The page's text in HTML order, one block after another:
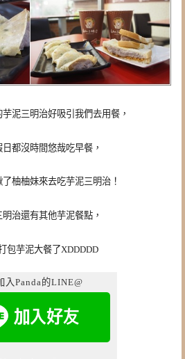
泥三明治好吸引我們去用餐，
都沒時間悠哉吃早餐，
柚柚妹來去吃芋泥三明治！
明治還有其他芋泥餐點，
包芋泥大餐了XDDDDD
入Panda的LINE@